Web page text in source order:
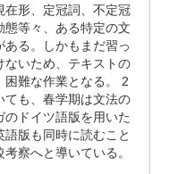
在形、定冠詞、不定冠
等々、ある特定の文
る。しかもまだ習っ
ないため、テキストの
難な作業となる。 2
ても、春学期は文法の
ドイツ語版を用いた
版も同時に読むこと
察へと導いている。